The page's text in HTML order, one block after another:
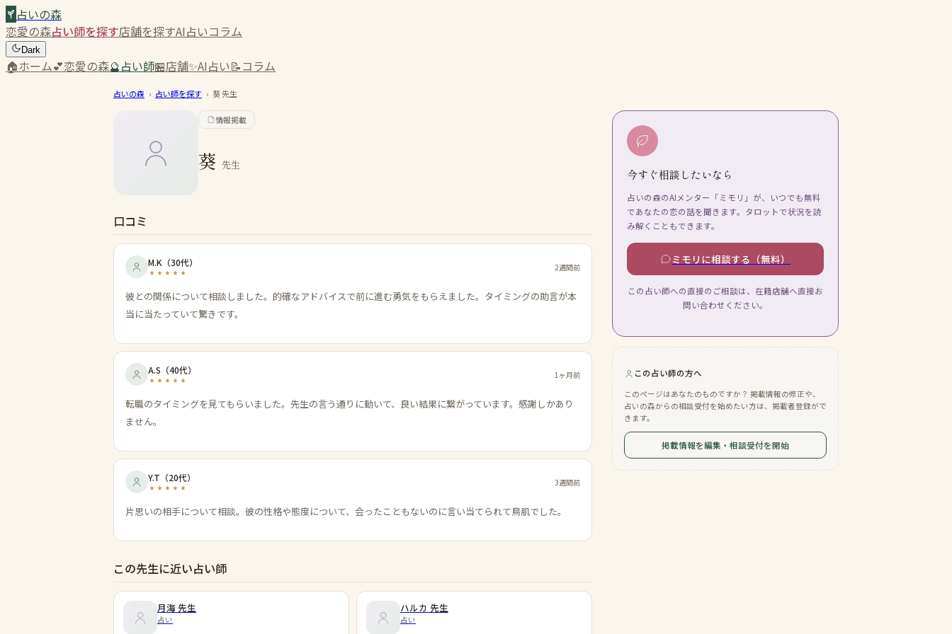
占いの森
恋愛の森占い師を探す店舗を探すAI占いコラム
Dark
🏠ホーム💕恋愛の森🔮占い師🏪店舗✨AI占い📝コラム
占いの森 › 占い師を探す › 葵先生
情報掲載
葵 先生
口コミ
M.K （30代） 2週間前
彼との関係について相談しました。的確なアドバイスで前に進む勇気をもらえました。タイミングの助言が本
当に当たっていて驚きです。
A.S （40代） 1ヶ月前
転職のタイミングを見てもらいました。先生の言う通りに動いて、良い結果に繋がっています。感謝しかあり
ません。
Y.T （20代） 3週間前
片思いの相手について相談。彼の性格や態度について、会ったこともないのに言い当てられて鳥肌でした。
この先生に近い占い師
月海 先生
占い
ハルカ 先生
占い
今すぐ相談したいなら
占いの森のAIメンター「ミモリ」が、いつでも無料
であなたの恋の話を聞きます。タロットで状況を読
み解くこともできます。
ミモリに相談する（無料）
この占い師への直接のご相談は、在籍店舗へ直接お
問い合わせください。
この占い師の方へ
このページはあなたのものですか？ 掲載情報の修正や、
占いの森からの相談受付を始めたい方は、掲載者登録がで
きます。
掲載情報を編集・相談受付を開始